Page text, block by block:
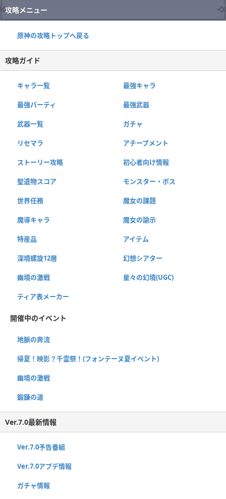
攻略メニュー
原神の攻略トップへ戻る
攻略ガイド
キャラ一覧 最強キャラ
最強パーティ 最強武器
武器一覧 ガチャ
リセマラ アチーブメント
ストーリー攻略 初心者向け情報
聖遺物スコア モンスター・ボス
世界任務 魔女の課題
魔導キャラ 魔女の諭示
特産品 アイテム
深境螺旋12層 幻想シアター
幽境の激戦 星々の幻境(UGC)
ティア表メーカー
開催中のイベント
地脈の奔流
帰夏！映影？千霊祭！(フォンテーヌ夏イベント)
幽境の激戦
鍛錬の道
Ver.7.0最新情報
Ver.7.0予告番組
Ver.7.0アプデ情報
ガチャ情報